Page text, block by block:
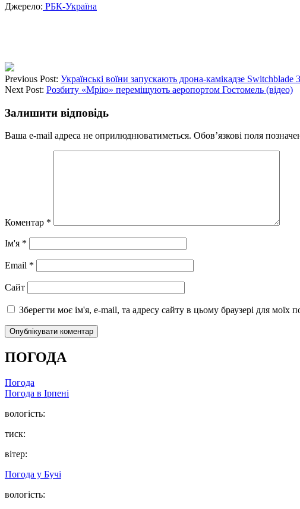
Джерело: РБК-Україна
Previous Post: Українські воїни запускають дрона-камікадзе Switchblade
Next Post: Розбиту «Мрію» переміщують аеропортом Гостомель (відео)
Залишити відповідь
Ваша e-mail адреса не оприлюднюватиметься. Обов’язкові поля
Коментар *
Ім'я *
Email *
Сайт
Зберегти моє ім'я, e-mail, та адресу сайту в цьому браузері для моїх
ПОГОДА
Погода
Погода в Ірпені
вологість:
тиск:
вітер:
Погода у Бучі
вологість: